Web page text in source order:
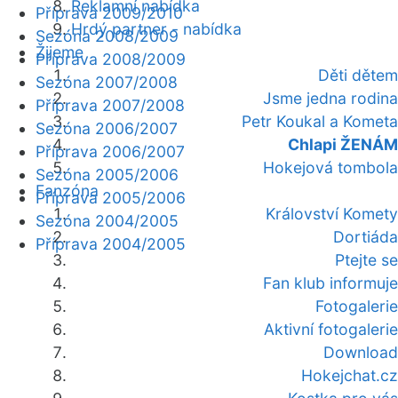
Reklamní nabídka
Hrdý partner - nabídka
Žijeme
Děti dětem
Jsme jedna rodina
Petr Koukal a Kometa
Chlapi ŽENÁM
Hokejová tombola
Fanzóna
Království Komety
Dortiáda
Ptejte se
Fan klub informuje
Fotogalerie
Aktivní fotogalerie
Download
Hokejchat.cz
Příprava 2009/2010
Sezóna 2008/2009
Příprava 2008/2009
Sezóna 2007/2008
Příprava 2007/2008
Sezóna 2006/2007
Příprava 2006/2007
Sezóna 2005/2006
Příprava 2005/2006
Sezóna 2004/2005
Příprava 2004/2005